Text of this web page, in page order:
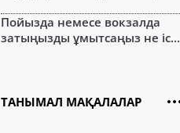
Пойызда немесе вокзалда
затыңызды ұмытсаңыз не іс...
ТАНЫМАЛ МАҚАЛАЛАР